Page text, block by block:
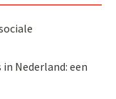
Nederland: een